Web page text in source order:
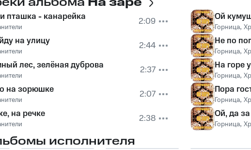
пташка - канарейка
2:09
на улицу
2:44
лес, зелёная дуброва
2:37
на зорюшке
2:07
на речке
2:38
Ой
Горница,
Не по
Горница,
На горе
Горница,
Пора
Горница,
Ой, да
Горница,
исполнителя